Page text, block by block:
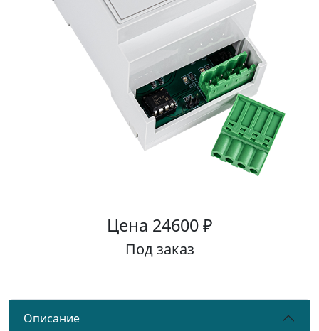
Цена 24600 ₽
Под заказ
Описание